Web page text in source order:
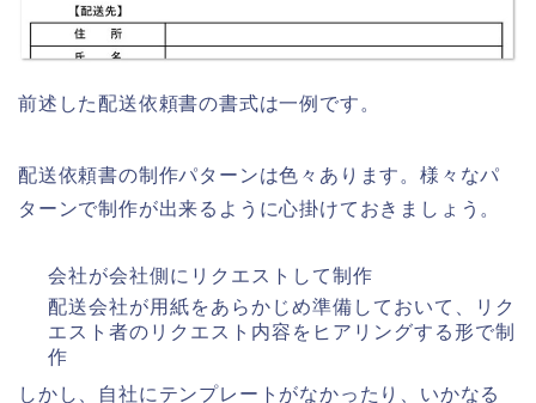
前述した配送依頼書の書式は一例です。
配送依頼書の制作パターンは色々あります。様々なパ
ターンで制作が出来るように心掛けておきましょう。
会社が会社側にリクエストして制作
配送会社が用紙をあらかじめ準備しておいて、リク
エスト者のリクエスト内容をヒアリングする形で制
作
しかし、自社にテンプレートがなかったり、いかなる